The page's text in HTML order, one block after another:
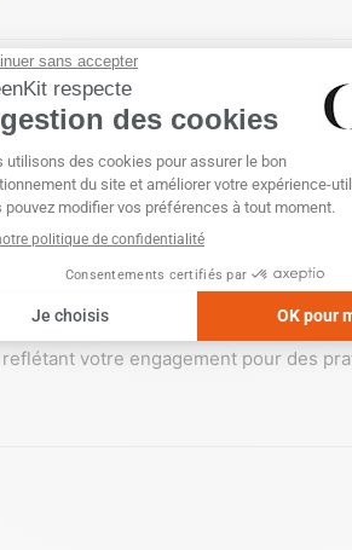
TECHNIQUES DE
entre fonctionnalité et engagement
tout en cherchant à maintenir un
exceptionnelle et unerésistance
d’ouverture fluide, idéal
la pluie, tout en étant un accessoire
votre engagement pour des